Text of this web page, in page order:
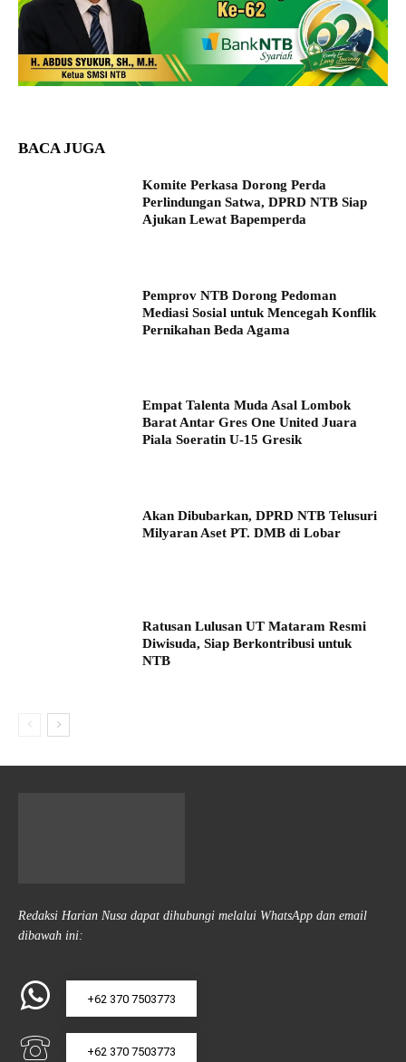
BACA JUGA
Komite Perkasa Dorong Perda
Perlindungan Satwa, DPRD NTB Siap
Ajukan Lewat Bapemperda
Pemprov NTB Dorong Pedoman
Mediasi Sosial untuk Mencegah Konflik
Pernikahan Beda Agama
Empat Talenta Muda Asal Lombok
Barat Antar Gres One United Juara
Piala Soeratin U-15 Gresik
Akan Dibubarkan, DPRD NTB Telusuri
Milyaran Aset PT. DMB di Lobar
Ratusan Lulusan UT Mataram Resmi
Diwisuda, Siap Berkontribusi untuk
NTB
Redaksi Harian Nusa dapat dihubungi melalui WhatsApp dan email
dibawah ini:
+62 370 7503773
+62 370 7503773